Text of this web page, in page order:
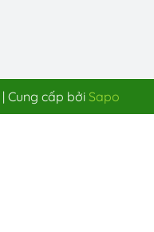
| Cung cấp bởi Sapo